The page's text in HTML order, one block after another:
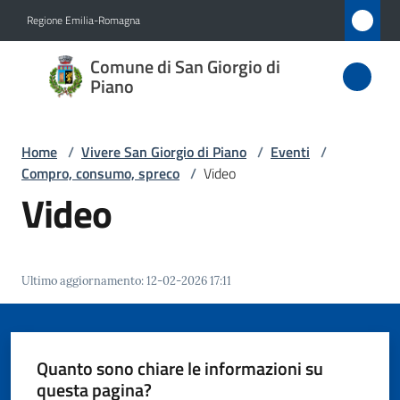
Regione Emilia-Romagna
Comune di San Giorgio di
Piano
Comune
di San
di Piano
Amministrazione
Vivere
San
Home / Vivere San Giorgio di Piano / Eventi /
Compro, consumo, spreco / Video
Video
Ultimo aggiornamento:12-02-2026 17:11
Quanto sono chiare le informazioni su
questa pagina?